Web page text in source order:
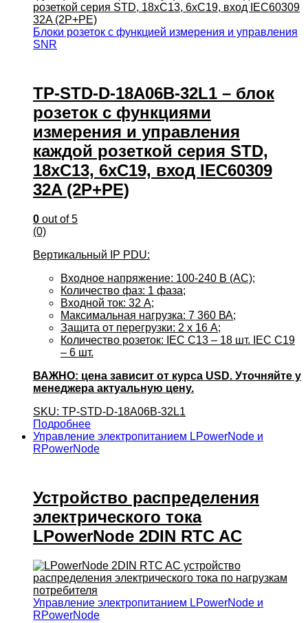
Блоки розеток с функцией измерения и управления
SNR
TP-STD-D-18A06B-32L1 – блок
розеток с функциями
измерения и управления
каждой розеткой серия STD,
18xC13, 6xC19, вход IEC60309
32A (2P+PE)
0 out of 5
(0)
Вертикальный IP PDU:
Входное напряжение: 100-240 В (AC);
Количество фаз: 1 фаза;
Входной ток: 32 А;
Максимальная нагрузка: 7 360 ВА;
Защита от перегрузки: 2 х 16 А;
Количество розеток: IEC C13 – 18 шт. IEC C19
– 6 шт.
ВАЖНО: цена зависит от курса USD. Уточняйте у
менеджера актуальную цену.
SKU: TP-STD-D-18A06B-32L1
Подробнее
Управление электропитанием LPowerNode и
RPowerNode
Устройство распределения
электрического тока
LPowerNode 2DIN RTC AC
Управление электропитанием LPowerNode и
RPowerNode